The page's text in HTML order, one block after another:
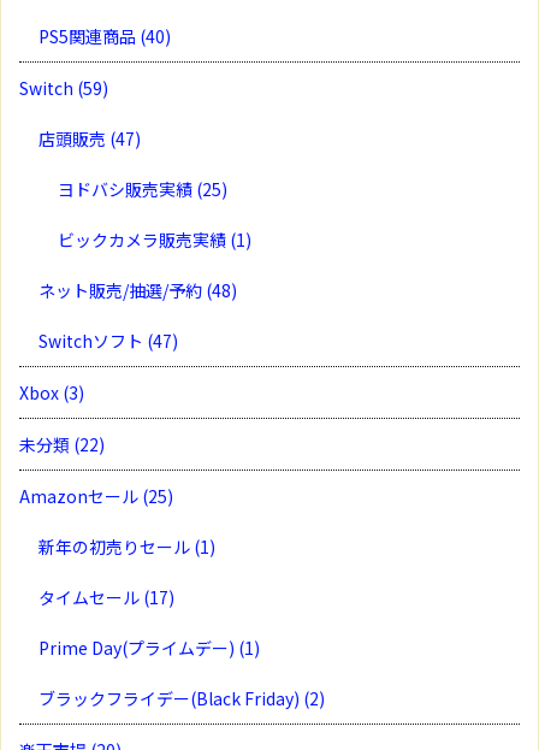
PS5関連商品 (40)
Switch (59)
店頭販売 (47)
ヨドバシ販売実績 (25)
ビックカメラ販売実績 (1)
ネット販売/抽選/予約 (48)
Switchソフト (47)
Xbox (3)
未分類 (22)
Amazonセール (25)
新年の初売りセール (1)
タイムセール (17)
Prime Day(プライムデー) (1)
ブラックフライデー(Black Friday) (2)